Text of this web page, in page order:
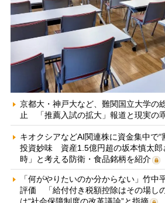
京都大・神戸大など、難関国立大学の
止 「推薦入試の拡大」報道と現実の
キオクシアなどAI関連株に資金集中で“
投資妙味 資産1.5億円超の坂本慎太郎
時」と考える防衛・食品銘柄を紹介
「何がやりたいのか分からない」竹中
評価 「給付付き税額控除はその場し